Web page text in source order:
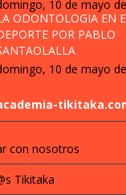
10 de mayo
ODONTOLOGIA EN
POR PABLO
10 de mayo
con nosotros
Tikitaka